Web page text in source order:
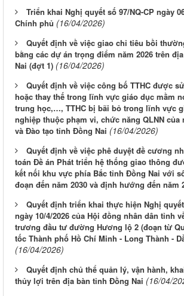
Triển khai Nghị quyết số 97/NQ-CP ngày
Chính phủ (16/04/2026)
Quyết định về việc giao chỉ tiêu bồi
bằng các dự án trọng điểm năm 2026 trên
Nai (đợt 1) (16/04/2026)
Quyết định về việc công bố TTHC được
hoặc thay thế trong lĩnh vực giáo dục mầm
trung học,…, TTHC bị bãi bỏ trong lĩnh vực
nghiệp thuộc phạm vi, chức năng QLNN của
và Đào tạo tỉnh Đồng Nai (16/04/2026)
Quyết định về việc phê duyệt đề cương
toán Đề án Phát triển hệ thống giao thông
kết nối khu vực phía Bắc tỉnh Đồng Nai với
đoạn đến năm 2030 và định hướng đến năm
Quyết định triển khai thực hiện Nghị
ngày 10/4/2026 của Hội đồng nhân dân tỉnh
trương đầu tư đường Hương lộ 2 (đoạn từ
tốc Thành phố Hồ Chí Minh - Long Thành -
(16/04/2026)
Quyết định chủ thể quản lý, vận hành,
thủy lợi trên địa bàn tỉnh Đồng Nai (16/04/